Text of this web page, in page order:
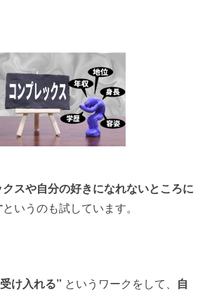
スや自分の好きになれないところに
というのも試しています。
け入れる” というワークをして、 自